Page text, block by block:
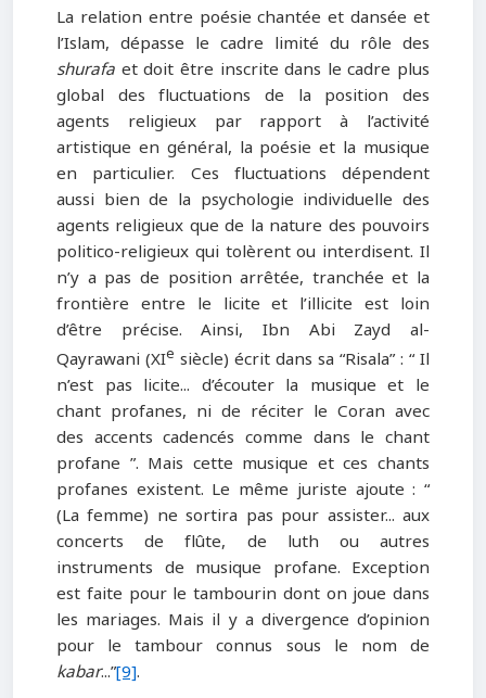
La relation entre poésie chantée et dansée et
l’Islam, dépasse le cadre limité du rôle des
shurafa et doit être inscrite dans le cadre plus
global des fluctuations de la position des
agents religieux par rapport à l’activité
artistique en général, la poésie et la musique
en particulier. Ces fluctuations dépendent
aussi bien de la psychologie individuelle des
agents religieux que de la nature des pouvoirs
politico-religieux qui tolèrent ou interdisent. Il
n’y a pas de position arrêtée, tranchée et la
frontière entre le licite et l’illicite est loin
d’être précise. Ainsi, Ibn Abi Zayd al-
Qayrawani (XIe siècle) écrit dans sa “Risala” : “ Il
n’est pas licite... d’écouter la musique et le
chant profanes, ni de réciter le Coran avec
des accents cadencés comme dans le chant
profane ”. Mais cette musique et ces chants
profanes existent. Le même juriste ajoute : “
(La femme) ne sortira pas pour assister... aux
concerts de flûte, de luth ou autres
instruments de musique profane. Exception
est faite pour le tambourin dont on joue dans
les mariages. Mais il y a divergence d’opinion
pour le tambour connus sous le nom de
kabar...”[9].